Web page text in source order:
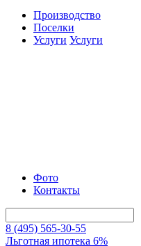
Производство
Поселки
Услуги Услуги
Фото
Контакты
8 (495) 565-30-55
Льготная ипотека 6%